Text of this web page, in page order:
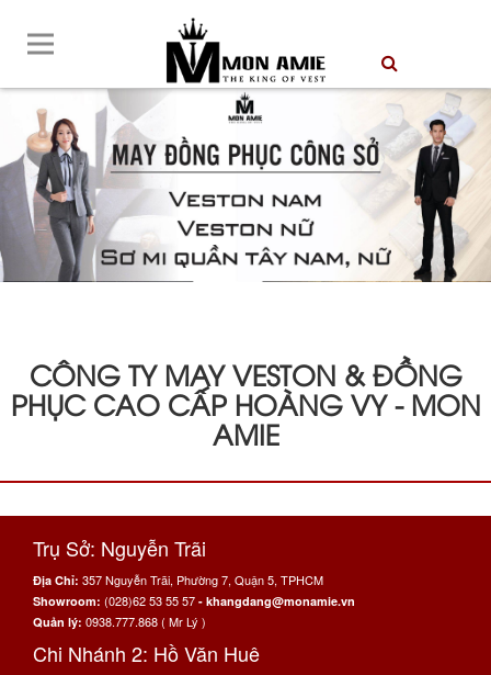
CÔNG TY MAY VESTON & ĐỒNG
PHỤC CAO CẤP HOÀNG VY - MON
AMIE
Trụ Sở: Nguyễn Trãi
Địa Chỉ: 357 Nguyễn Trãi, Phường 7, Quận 5, TPHCM
Showroom: (028)62 53 55 57 - khangdang@monamie.vn
Quản lý: 0938.777.868 ( Mr Lý )
Chi Nhánh 2: Hồ Văn Huê